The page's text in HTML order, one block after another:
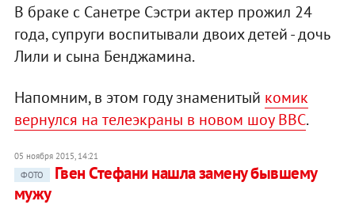
В браке с Санетре Сэстри актер прожил 24
года, супруги воспитывали двоих детей - дочь
Лили и сына Бенджамина.
Напомним, в этом году знаменитый комик
вернулся на телеэкраны в новом шоу ВВС.
05 ноября 2015, 14:21
ФОТО
Гвен Стефани нашла замену бывшему
мужу